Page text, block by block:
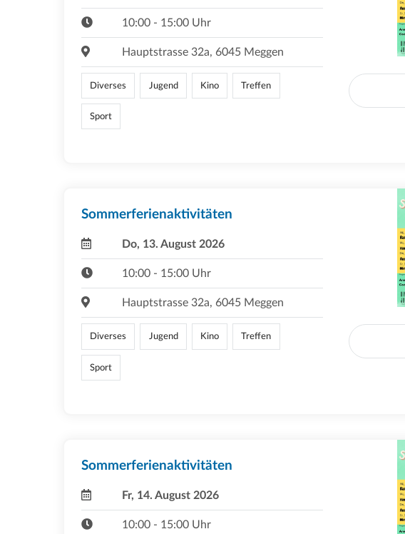
10:00 - 15:00 Uhr
Hauptstrasse 32a, 6045 Meggen
Diverses Jugend Kino Treffen
Sport
Sommerferienaktivitäten
Do, 13. August 2026
10:00 - 15:00 Uhr
Hauptstrasse 32a, 6045 Meggen
Diverses Jugend Kino Treffen
Sport
Sommerferienaktivitäten
Fr, 14. August 2026
10:00 - 15:00 Uhr